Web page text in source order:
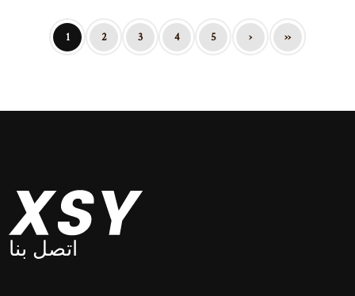
1 2 3 4 5 › ››
اتصل بنا